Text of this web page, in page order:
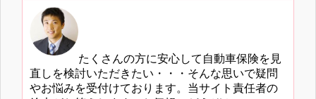
たくさんの方に安心して自動車保険を見
直しを検討いただきたい・・・そんな思いで疑問
やお悩みを受付けております。当サイト責任者の